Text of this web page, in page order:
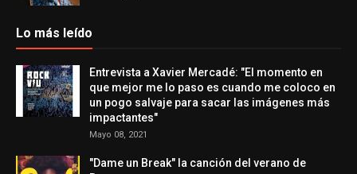
Lo más leído
Entrevista a Xavier Mercadé: "El momento en
que mejor me lo paso es cuando me coloco en
un pogo salvaje para sacar las imágenes más
impactantes"
Mayo 08, 2021
"Dame un Break" la canción del verano de